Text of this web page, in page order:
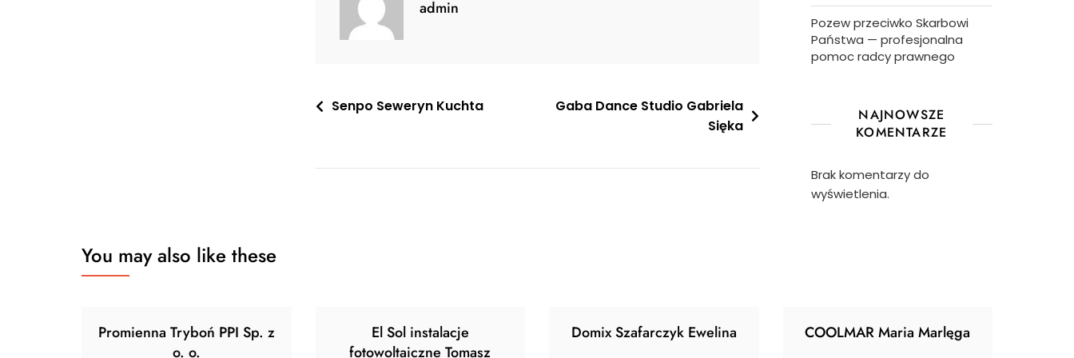
admin
Nawigacja
Senpo Seweryn Kuchta
Gaba Dance Studio Gabriela
Sięka
Pozew przeciwko Skarbowi
Państwa — profesjonalna
pomoc radcy prawnego
NAJNOWSZE
KOMENTARZE
Brak komentarzy do
wyświetlenia.
You may also like these
Promienna Tryboń PPI Sp. z
o. o.
El Sol instalacje
fotowoltaiczne Tomasz
Domix Szafarczyk Ewelina COOLMAR Maria Marlęga